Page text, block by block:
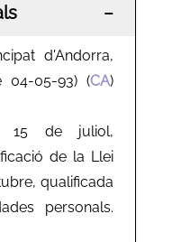
−
d'Andorra,
04-05-93) (CA)
15 de juliol,
de la Llei
qualificada
personals.